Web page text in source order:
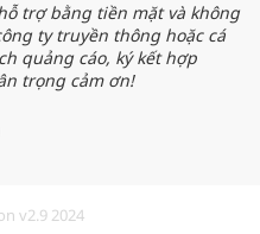
trợ bằng tiền mặt và không
ty truyền thông hoặc cá
quảng cáo, ký kết hợp
trọng cảm ơn!
v2.9 2024